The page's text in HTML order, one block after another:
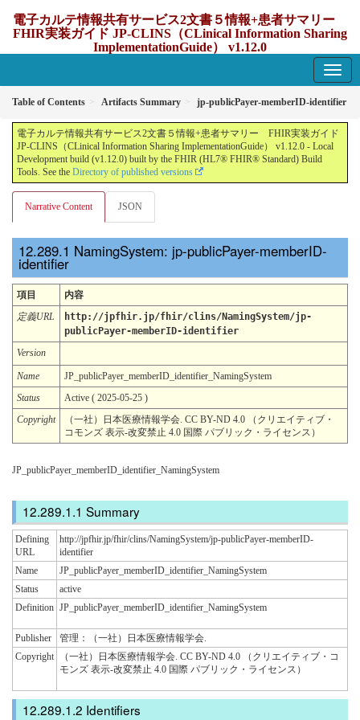
電子カルテ情報共有サービス2文書５情報+患者サマリー
FHIR実装ガイド JP-CLINS（CLinical Information Sharing
ImplementationGuide） v1.12.0
Table of Contents Artifacts Summary jp-publicPayer-memberID-identifier
電子カルテ情報共有サービス2文書５情報+患者サマリー FHIR実装ガイド
JP-CLINS（CLinical Information Sharing ImplementationGuide） v1.12.0 - Local
Development build (v1.12.0) built by the FHIR (HL7® FHIR® Standard) Build
Tools. See the Directory of published versions
Narrative Content JSON
NamingSystem: jp-publicPayer-memberID-
identifier
項目
内容
定義URL
http://jpfhir.jp/fhir/clins/NamingSystem/jp-
publicPayer-memberID-identifier
Version
Name
JP_publicPayer_memberID_identifier_NamingSystem
Status
Active ( 2025-05-25 )
Copyright
（一社）日本医療情報学会. CC BY-ND 4.0 （クリエイティブ・
コモンズ 表示-改変禁止 4.0 国際 パブリック・ライセンス）
JP_publicPayer_memberID_identifier_NamingSystem
Summary
Defining
URL
http://jpfhir.jp/fhir/clins/NamingSystem/jp-publicPayer-memberID-
identifier
Name
JP_publicPayer_memberID_identifier_NamingSystem
Status
active
Definition JP_publicPayer_memberID_identifier_NamingSystem
Publisher
管理：（一社）日本医療情報学会.
Copyright
（一社）日本医療情報学会. CC BY-ND 4.0 （クリエイティブ・コ
モンズ 表示-改変禁止 4.0 国際 パブリック・ライセンス）
Identifiers